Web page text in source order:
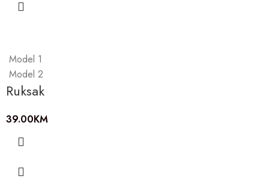
Model 1
Model 2
Ruksak
39.00KM